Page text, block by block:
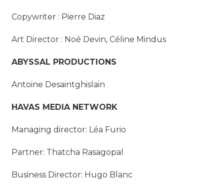
Copywriter : Pierre Diaz
Art Director : Noé Devin, Céline Mindus
ABYSSAL PRODUCTIONS
Antoine Desaintghislain
HAVAS MEDIA NETWORK
Managing director: Léa Furio
Partner: Thatcha Rasagopal
Business Director: Hugo Blanc